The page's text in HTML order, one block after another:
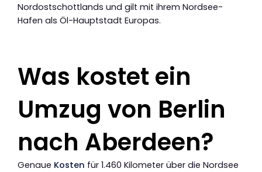
Nordostschottlands und gilt mit ihrem Nordsee-
Hafen als Öl-Hauptstadt Europas.
Was kostet ein
Umzug von Berlin
nach Aberdeen?
Genaue Kosten für 1.460 Kilometer über die Nordsee